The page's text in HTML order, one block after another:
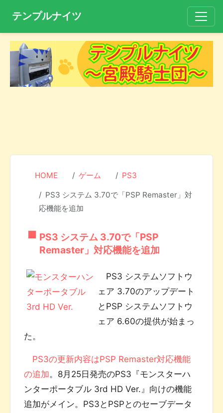
テンプルナイツ
HOME ゲーム PS3
PS3 システム 3.70で「PSP Remaster」対
応機能を追加
PS3 システム 3.70で「PSP
Remaster」対応機能を追加
PS3 システムソフトウ
ェア 3.70のアップデート
とPSP システムソフトウ
ェア 6.60の提供が始まっ
た。
PS3の更新内容はPSP Remaster対応機能
の追加。8月25日発売のPS3『モンスターハ
ンターポータブル 3rd HD Ver.』向けの機能
追加がメイン。PS3とPSPとのセーブデータ